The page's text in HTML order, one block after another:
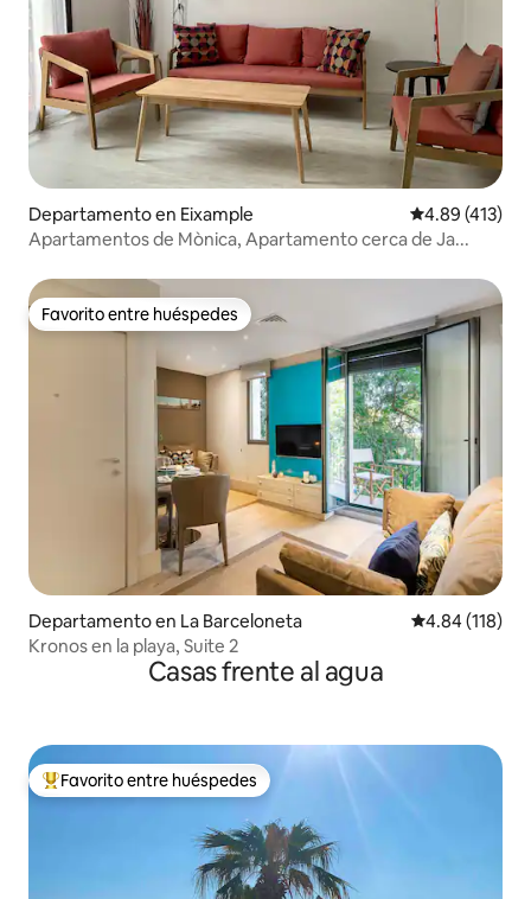
Departamento en Eixample Calificación
4.89 (413)
Apartamentos de Mònica, Apartamento cerca de Ja...
Favorito entre huéspedes
Favorito entre huéspedes
Departamento en La Barceloneta Calificación
4.84 (118)
Kronos en la playa, Suite 2
Casas frente al agua
De los mejores en Favorito entre huéspedes
Favorito entre huéspedes